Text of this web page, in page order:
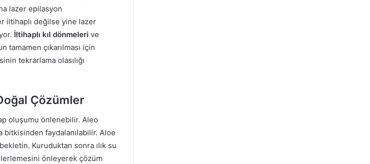
lazer epilasyon
iltihaplı değilse yine lazer
İltihaplı kıl dönmeleri ve
tamamen çıkarılması için
tekrarlama olasılığı
Çözümler
oluşumu önlenebilir. Aleo
faydalanılabilir. Aloe
Kuruduktan sonra ılık su
önleyerek çözüm